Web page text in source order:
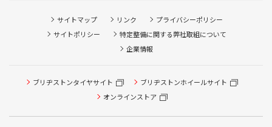
サイトマップ リンク
プライバシーポリシー
サイトポリシー
特定整備に関する弊社取組について
企業情報
ブリヂストンタイヤサイト
ブリヂストンホイールサイト
オンラインストア
タイヤ点検・安全点検/タイヤ履き替え/オイル交換/その他
ピット作業の予約